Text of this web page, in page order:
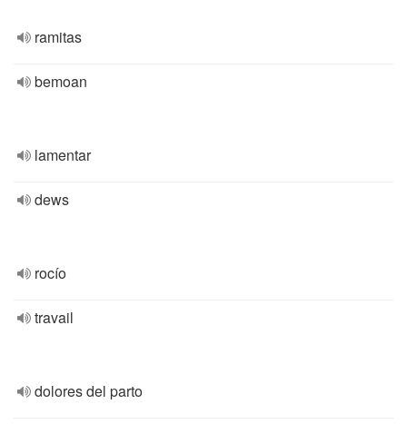
ramitas
bemoan
lamentar
dews
rocío
travail
dolores del parto